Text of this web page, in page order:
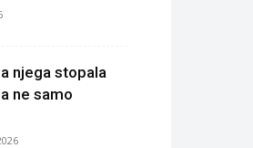
njega stopala
ne samo